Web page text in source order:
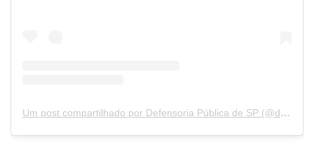
Um post compartilhado por Defensoria Pública de SP (@defensoria_sp)